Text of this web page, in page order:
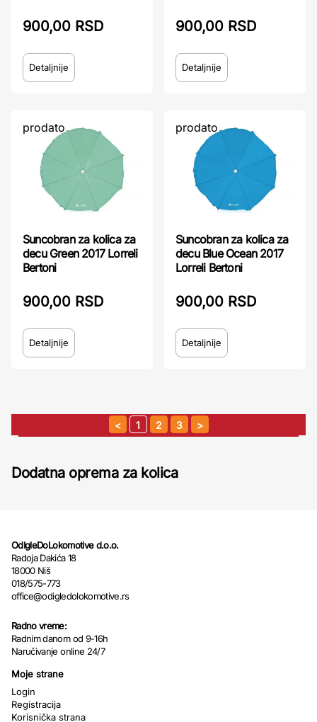
900,00 RSD
Detaljnije
900,00 RSD
Detaljnije
prodato
Suncobran za kolica za
decu Green 2017 Lorreli
Bertoni
900,00 RSD
Detaljnije
prodato
Suncobran za kolica za
decu Blue Ocean 2017
Lorreli Bertoni
900,00 RSD
Detaljnije
1 2 3
Dodatna oprema za kolica
OdIgleDoLokomotive d.o.o.
Radoja Dakića 18
18000 Niš
018/575-773
office@odigledolokomotive.rs
Radno vreme:
Radnim danom od 9-16h
Naručivanje online 24/7
Moje strane
Login
Registracija
Korisnička strana